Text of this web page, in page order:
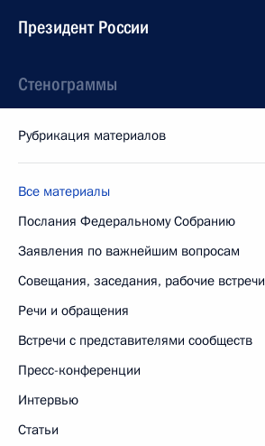
Президент России
Стенограммы
Рубрикация материалов
Все материалы
Послания Федеральному Собранию
Заявления по важнейшим вопросам
Совещания, заседания, рабочие встречи
Речи и обращения
Встречи с представителями сообществ
Пресс-конференции
Интервью
Статьи